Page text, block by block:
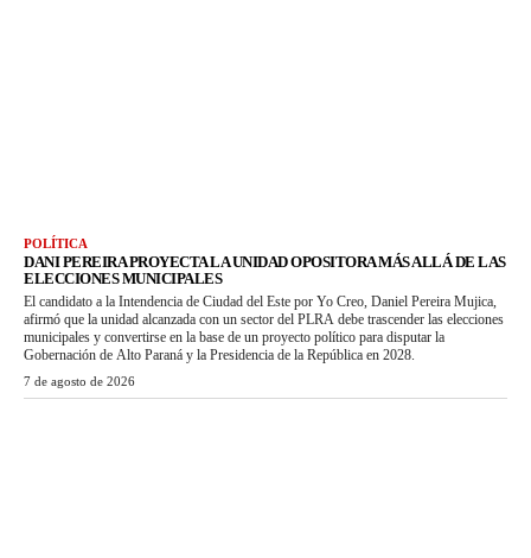
POLÍTICA
DANI PEREIRA PROYECTA LA UNIDAD OPOSITORA MÁS ALLÁ DE LAS
ELECCIONES MUNICIPALES
El candidato a la Intendencia de Ciudad del Este por Yo Creo, Daniel Pereira Mujica,
afirmó que la unidad alcanzada con un sector del PLRA debe trascender las elecciones
municipales y convertirse en la base de un proyecto político para disputar la
Gobernación de Alto Paraná y la Presidencia de la República en 2028.
7 de agosto de 2026